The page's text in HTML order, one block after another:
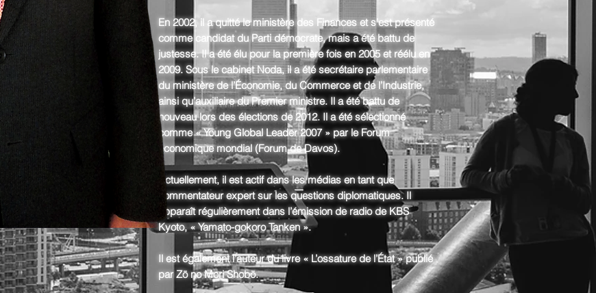
En 2002, il a quitté le ministère des Finances et s’est présenté
comme candidat du Parti démocrate, mais a été battu de
justesse. Il a été élu pour la première fois en 2005 et réélu en
2009. Sous le cabinet Noda, il a été secrétaire parlementaire
du ministère de l’Économie, du Commerce et de l’Industrie,
ainsi qu’auxiliaire du Premier ministre. Il a été battu de
nouveau lors des élections de 2012. Il a été sélectionné
comme « Young Global Leader 2007 » par le Forum
économique mondial (Forum de Davos).
Actuellement, il est actif dans les médias en tant que
commentateur expert sur les questions diplomatiques. Il
apparaît régulièrement dans l’émission de radio de KBS
Kyoto, « Yamato-gokoro Tanken ».
Il est également l’auteur du livre « L’ossature de l’État » publié
par Zō no Mori Shobō.